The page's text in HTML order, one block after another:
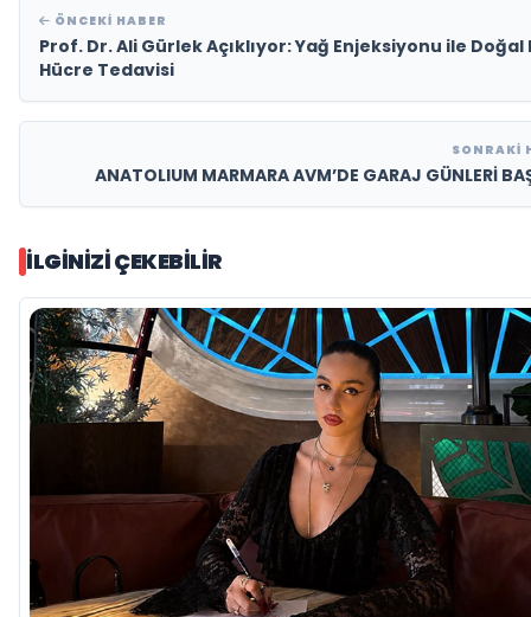
ÖNCEKI HABER
Prof. Dr. Ali Gürlek Açıklıyor: Yağ Enjeksiyonu ile Doğal
Hücre Tedavisi
SONRAKI
ANATOLIUM MARMARA AVM’DE GARAJ GÜNLERİ
İLGINIZI ÇEKEBILIR